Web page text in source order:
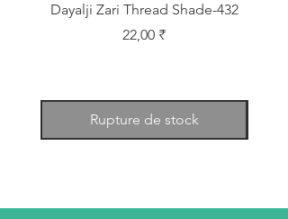
Dayalji Zari Thread Shade-432
Prix
22,00 ₹
Rupture de stock